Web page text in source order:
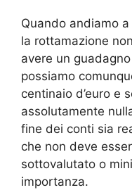
Quando andiamo
la rottamazione
avere un
possiamo
centinaio d’euro e
assolutamente
fine dei conti sia
che non deve
sottovalutato o
importanza.